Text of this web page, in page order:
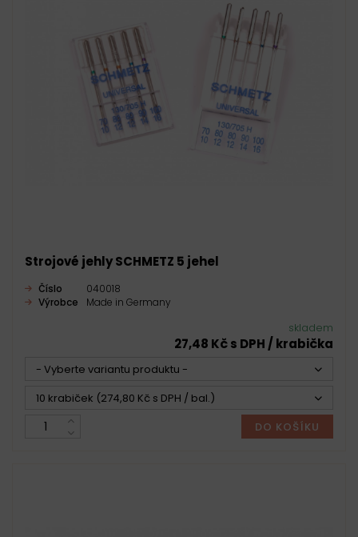
Strojové jehly SCHMETZ 5 jehel
Číslo
040018
Výrobce
Made in Germany
skladem
27,48 Kč s DPH / krabička
- Vyberte variantu produktu -
10 krabiček (274,80 Kč s DPH / bal.)
DO KOŠÍKU